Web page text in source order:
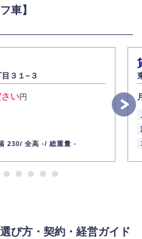
車】
３１−３
い円
230/ 全高 -/ 総重量 -
び方・契約・経営ガイド